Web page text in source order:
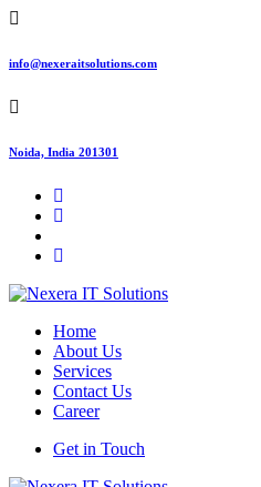
info@nexeraitsolutions.com
Noida, India 201301
Home
About Us
Services
Contact Us
Career
Get in Touch